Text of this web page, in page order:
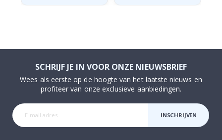
SCHRIJF JE IN VOOR ONZE NIEUWSBRIEF
Wees als eerste op de hoogte van het laatste nieuws en
profiteer van onze exclusieve aanbiedingen.
INSCHRIJVEN